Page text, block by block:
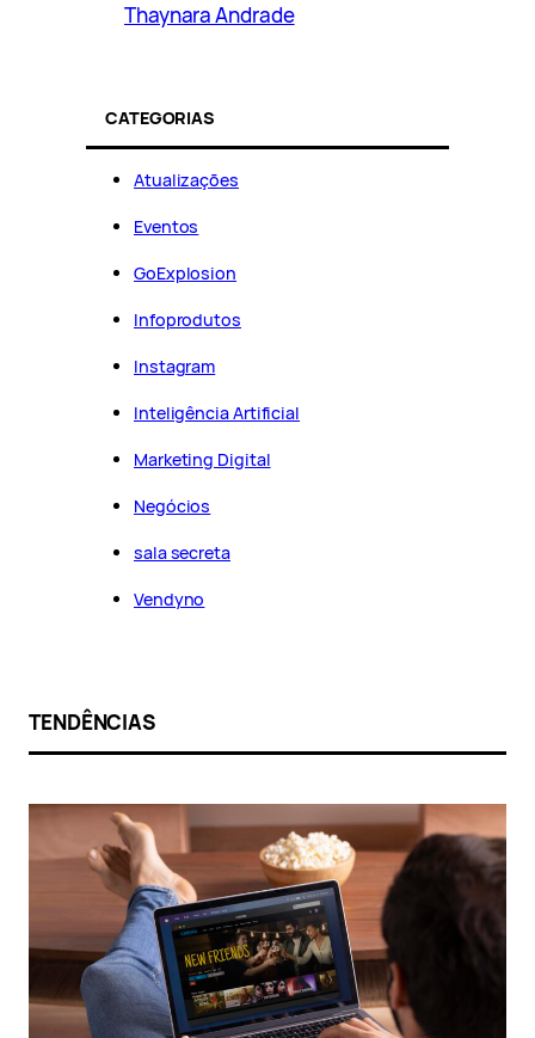
Thaynara Andrade
CATEGORIAS
Atualizações
Eventos
GoExplosion
Infoprodutos
Instagram
Inteligência Artificial
Marketing Digital
Negócios
sala secreta
Vendyno
TENDÊNCIAS